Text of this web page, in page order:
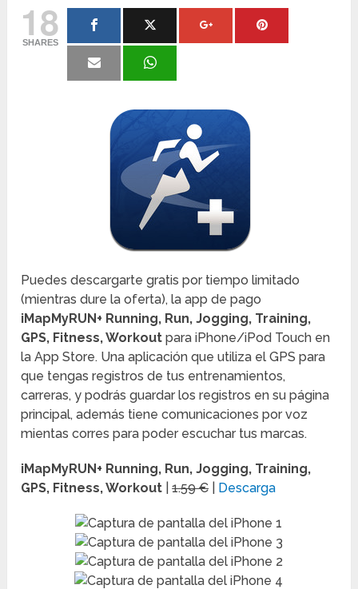
18
SHARES
Puedes descargarte gratis por tiempo limitado
(mientras dure la oferta), la app de pago
iMapMyRUN+ Running, Run, Jogging, Training,
GPS, Fitness, Workout para iPhone/iPod Touch en
la App Store. Una aplicación que utiliza el GPS para
que tengas registros de tus entrenamientos,
carreras, y podrás guardar los registros en su página
principal, además tiene comunicaciones por voz
mientas corres para poder escuchar tus marcas.
iMapMyRUN+ Running, Run, Jogging, Training,
GPS, Fitness, Workout |1.59 € Descarga